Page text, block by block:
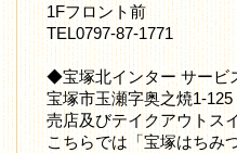
1Fフロント前
TEL0797-87-1771
◆宝塚北インター サービ
宝塚市玉瀬字奥之焼1-125
売店及びテイクアウトス
こちらでは「宝塚はちみ